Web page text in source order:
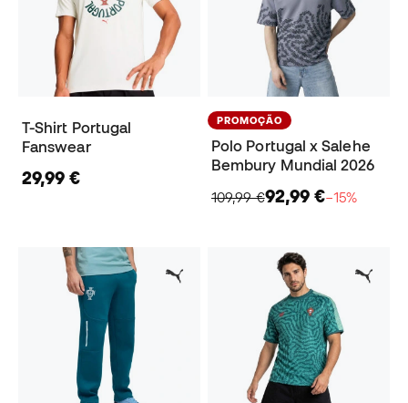
T-Shirt Portugal
Fanswear
29,99 €
PROMOÇÃO
Polo Portugal x Salehe
Bembury Mundial 2026
109,99 €92,99 €−15%